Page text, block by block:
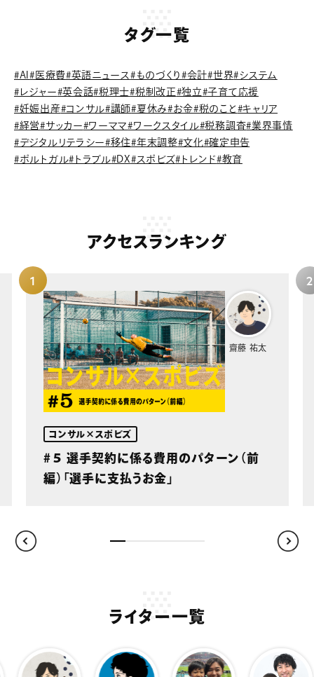
タグ一覧
#AI#医療費#英語ニュース #ものづくり#会計#世界#システム
#レジャー#英会話#税理士#税制改正#独立#子育て応援
#妊娠出産#コンサル#講師#夏休み#お金#税のこと #キャリア
#経営#サッカー#ワーママ#ワークスタイル#税務調査#業界事情
#デジタルリテラシー#移住#年末調整#文化#確定申告
#ポルトガル#トラブル#DX#スポビズ#トレンド#教育
アクセスランキング
齋藤 祐太
コンサル×スポビズ
#５ 選手契約に係る費用のパターン（前
編）「選手に支払うお金」
ライター一覧